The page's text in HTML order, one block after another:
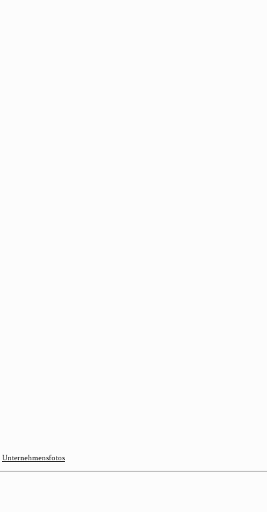
Unternehmensfotos